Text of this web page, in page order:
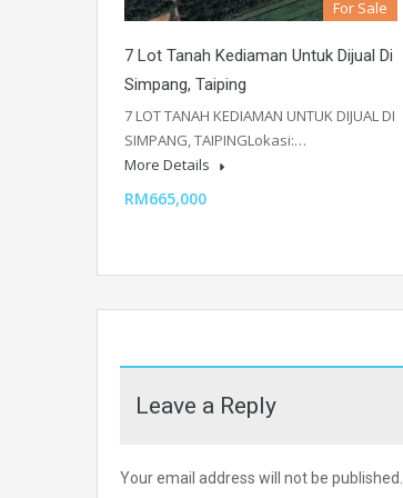
For Sale
7 Lot Tanah Kediaman Untuk Dijual Di
Simpang, Taiping
7 LOT TANAH KEDIAMAN UNTUK DIJUAL DI
SIMPANG, TAIPINGLokasi:…
More Details
RM665,000
Leave a Reply
Your email address will not be published.